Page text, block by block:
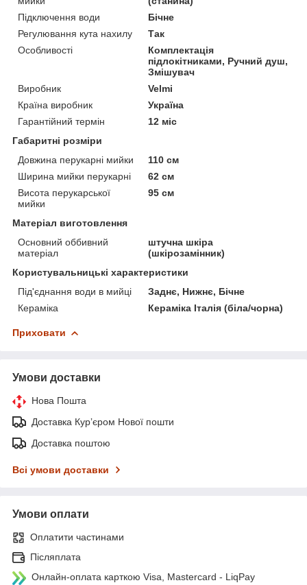
Підключення води
Бічне
Регулювання кута нахилу
Так
Особливості
Комплектація
підлокітниками, Ручний душ,
Змішувач
Виробник
Velmi
Країна виробник
Україна
Гарантійний термін
12 міс
Габаритні розміри
Довжина перукарні мийки
110 см
Ширина мийки перукарні
62 см
Висота перукарської
мийки
95 см
Матеріал виготовлення
Основний оббивний
матеріал
штучна шкіра
(шкірозамінник)
Користувальницькі характеристики
Під'єднання води в мийці
Заднє, Нижнє, Бічне
Кераміка
Кераміка Італія (біла/чорна)
Приховати
Умови доставки
Нова Пошта
Доставка Курʼєром Нової пошти
Доставка поштою
Всі умови доставки
Умови оплати
Оплатити частинами
Післяплата
Онлайн-оплата карткою Visa, Mastercard - LiqPay